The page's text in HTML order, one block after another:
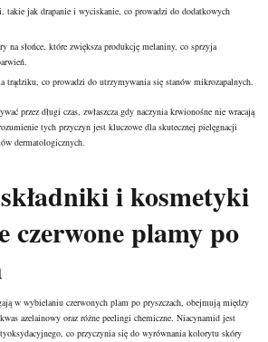
takie jak drapanie i wyciskanie, co prowadzi do dodatkowych
na słońce, które zwiększa produkcję melaniny, co sprzyja
trądziku, co prowadzi do utrzymywania się stanów mikrozapalnych.
przez długi czas, zwłaszcza gdy naczynia krwionośne nie wracają
tych przyczyn jest kluczowe dla skutecznej pielęgnacji
dermatologicznych.
i kosmetyki
czerwone plamy po
w wybielaniu czerwonych plam po pryszczach, obejmują między
azelainowy oraz różne peelingi chemiczne. Niacynamid jest
co przyczynia się do wyrównania kolorytu skóry